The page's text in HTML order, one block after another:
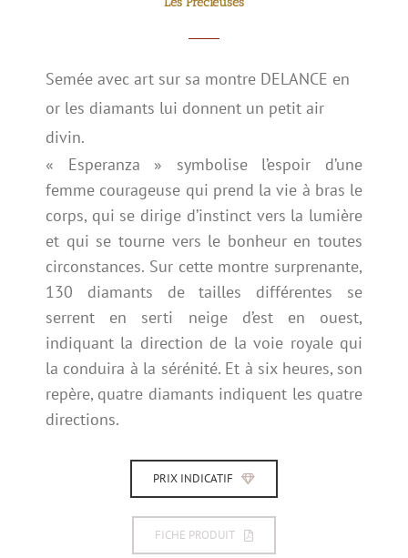
Semée avec art sur sa montre DELANCE en
or les diamants lui donnent un petit air
divin.
« Esperanza » symbolise l’espoir d’une
femme courageuse qui prend la vie à bras le
corps, qui se dirige d’instinct vers la lumière
et qui se tourne vers le bonheur en toutes
circonstances. Sur cette montre surprenante,
130 diamants de tailles différentes se
serrent en serti neige d’est en ouest,
indiquant la direction de la voie royale qui
la conduira à la sérénité. Et à six heures, son
repère, quatre diamants indiquent les quatre
directions.
PRIX INDICATIF
FICHE PRODUIT